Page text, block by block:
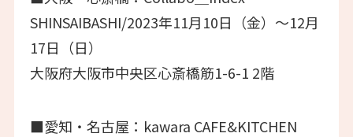
SHINSAIBASHI/2023年11月10日（金）～12月
17日（日）
大阪府大阪市中央区心斎橋筋1-6-1 2階
■愛知・名古屋：kawara CAFE&KITCHEN